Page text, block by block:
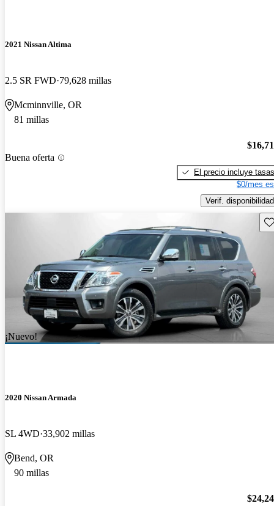
2021 Nissan Altima
2.5 SR FWD 79,628 millas
Mcminnville, OR
81 millas
Buena oferta
El precio incluye tasas
$0/mes
Verif. disponibilidad
¡Nuevo!
2020 Nissan Armada
SL 4WD 33,902 millas
Bend, OR
90 millas